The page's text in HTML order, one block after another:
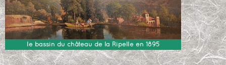
le bassin du château de la Ripelle en 1895